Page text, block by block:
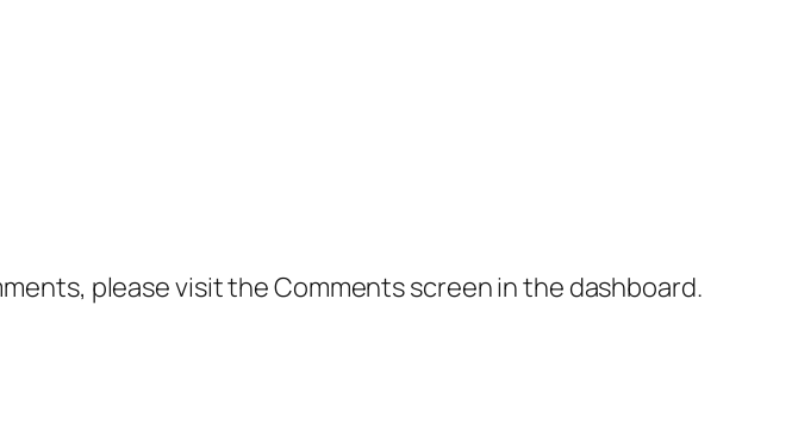
please visit the Comments screen in the dashboard.